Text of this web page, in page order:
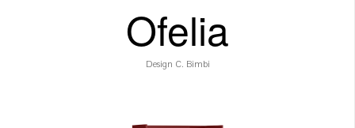
Ofelia
Design C. Bimbi